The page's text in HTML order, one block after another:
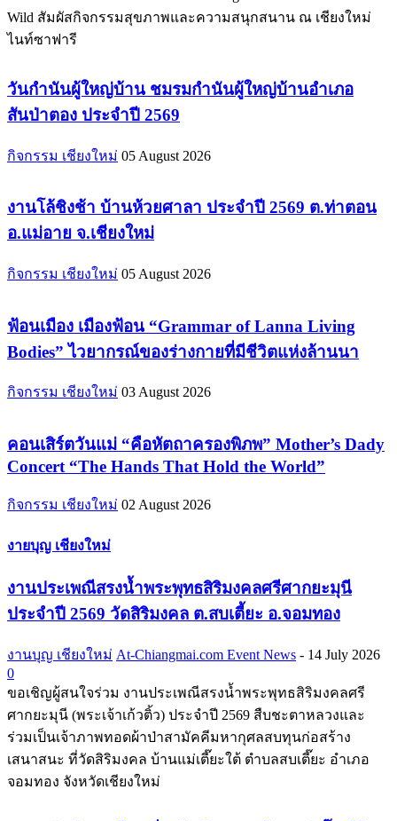
Wild สัมผัสกิจกรรมสุขภาพและความสนุกสนาน ณ เชียงใหม่
ไนท์ซาฟารี
วันกำนันผู้ใหญ่บ้าน ชมรมกำนันผู้ใหญ่บ้านอำเภอ
สันป่าตอง ประจำปี 2569
กิจกรรม เชียงใหม่ 05 August 2026
งานโล้ชิงช้า บ้านห้วยศาลา ประจำปี 2569 ต.ท่าตอน
อ.แม่อาย จ.เชียงใหม่
กิจกรรม เชียงใหม่ 05 August 2026
ฟ้อนเมือง เมืองฟ้อน “Grammar of Lanna Living
Bodies” ไวยากรณ์ของร่างกายที่มีชีวิตแห่งล้านนา
กิจกรรม เชียงใหม่ 03 August 2026
คอนเสิร์ตวันแม่ “คือหัตถาครองพิภพ” Mother’s Dady
Concert “The Hands That Hold the World”
กิจกรรม เชียงใหม่ 02 August 2026
งายบุญ เชียงใหม่
งานประเพณีสรงน้ำพระพุทธสิริมงคลศรีศากยะมุนี
ประจำปี 2569 วัดสิริมงคล ต.สบเตี้ยะ อ.จอมทอง
งานบุญ เชียงใหม่ At-Chiangmai.com Event News - 14 July 2026
0
ขอเชิญผู้สนใจร่วม งานประเพณีสรงน้ำพระพุทธสิริมงคลศรี
ศากยะมุนี (พระเจ้าเก้วติ้ว) ประจำปี 2569 สืบชะตาหลวงและ
ร่วมเป็นเจ้าภาพทอดผ้าป่าสามัคคีมหากุศลสบทุนก่อสร้าง
เสนาสนะ ที่วัดสิริมงคล บ้านแม่เตี๊ยะใต้ ตำบลสบเตี๊ยะ อำเภอ
จอมทอง จังหวัดเชียงใหม่